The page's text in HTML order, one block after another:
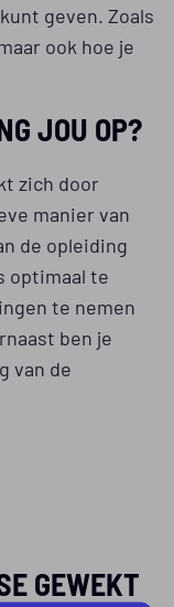
geven. Zoals
ook hoe je
JOU OP?
zich door
manier van
de opleiding
optimaal te
te nemen
ben je
van de
GEWEKT